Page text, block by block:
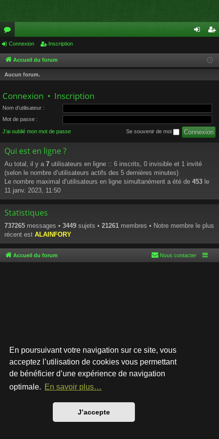
En poursuivant votre navigation sur ce site, vous
acceptez l’utilisation de cookies vous permettant
de bénéficier d’une expérience de navigation
optimale. En savoir plus…
J’accepte
or
u
m
cri
Connexion Inscription
Accueil du forum
Aucun forum.
Connexion • Inscription
Nom d’utilisateur :
Mot de passe :
J’ai oublié mon mot de passe Se souvenir de moi
Qui est en ligne ?
Au total, il y a 7 utilisateurs en ligne :: 6 inscrits, 0 invisible et 1 invité
(selon le nombre d’utilisateurs actifs des 5 dernières minutes)
Le nombre maximal d’utilisateurs en ligne simultanément a été de 453 le
11 janv. 2023, 11:50
Statistiques
737265 messages • 3449 sujets • 21261 membres • Notre membre le plus
récent est ALAINFORY
Accueil du forum Nous contacter
Développé parphpBB® Forum Software © phpBB Limited
Style par
Traduction française officielle